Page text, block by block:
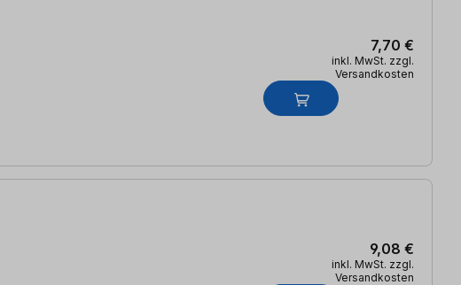
7,70 €
inkl. MwSt. zzgl.
Versandkosten
9,08 €
inkl. MwSt. zzgl.
Versandkosten